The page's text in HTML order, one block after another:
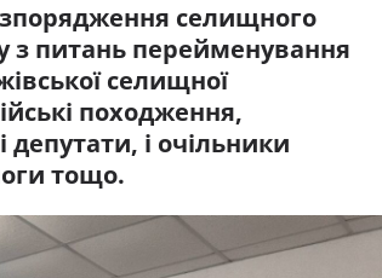
селищного
з питань перейменування
селищної
походження,
і очільники
тощо.